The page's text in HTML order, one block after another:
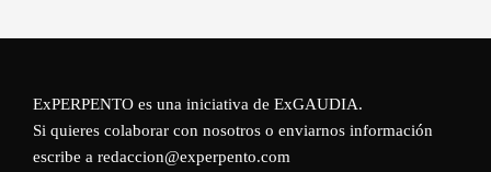
ExPERPENTO es una iniciativa de ExGAUDIA.
Si quieres colaborar con nosotros o enviarnos información
escribe a redaccion@experpento.com